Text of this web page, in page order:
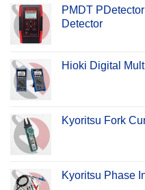
PMDT
Detector
Hioki Digital
Kyoritsu Fork
Kyoritsu Phase